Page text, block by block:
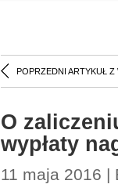
POPRZEDNI ARTYKUŁ Z
O
wypłaty
11 maja 2016 |